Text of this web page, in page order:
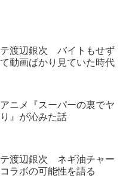
テ渡辺銀次 バイトもせず
動画ばかり見ていた時代
ニメ『スーパーの裏でヤ
』が沁みた話
テ渡辺銀次 ネギ油チャー
ラボの可能性を語る